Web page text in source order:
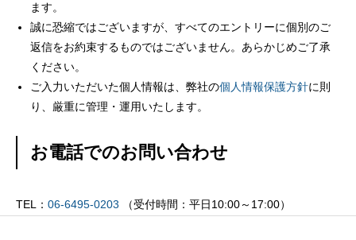
ます。
誠に恐縮ではございますが、すべてのエントリーに個別のご
返信をお約束するものではございません。あらかじめご了承
ください。
ご入力いただいた個人情報は、弊社の個人情報保護方針に則
り、厳重に管理・運用いたします。
お電話でのお問い合わせ
TEL： 06-6495-0203 （受付時間：平日10:00～17:00）